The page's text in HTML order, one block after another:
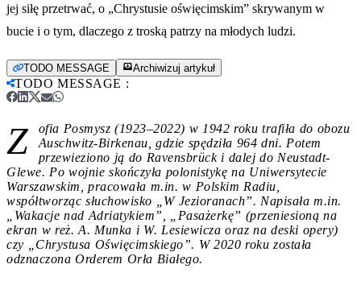
jej siłę przetrwać, o „Chrystusie oświęcimskim” skrywanym w
bucie i o tym, dlaczego z troską patrzy na młodych ludzi.
TODO MESSAGE Archiwizuj artykuł
TODO MESSAGE :
Z
ofia Posmysz (1923–2022) w 1942 roku trafiła do obozu
Auschwitz-Birkenau, gdzie spędziła 964 dni. Potem
przewieziono ją do Ravensbrück i dalej do Neustadt-
Glewe. Po wojnie skończyła polonistykę na Uniwersytecie
Warszawskim, pracowała m.in. w Polskim Radiu,
współtworząc słuchowisko „W Jezioranach”. Napisała m.in.
„Wakacje nad Adriatykiem”, „Pasażerkę” (przeniesioną na
ekran w reż. A. Munka i W. Lesiewicza oraz na deski opery)
czy „Chrystusa Oświęcimskiego”. W 2020 roku została
odznaczona Orderem Orła Białego.